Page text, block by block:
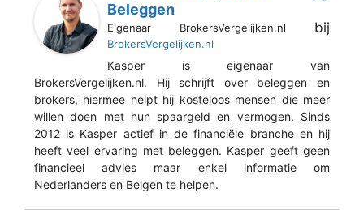
Beleggen
Eigenaar BrokersVergelijken.nl bij
BrokersVergelijken.nl
Kasper is eigenaar van
BrokersVergelijken.nl. Hij schrijft over beleggen en
brokers, hiermee helpt hij kosteloos mensen die meer
willen doen met hun spaargeld en vermogen. Sinds
2012 is Kasper actief in de financiële branche en hij
heeft veel ervaring met beleggen. Kasper geeft geen
financieel advies maar enkel informatie om
Nederlanders en Belgen te helpen.